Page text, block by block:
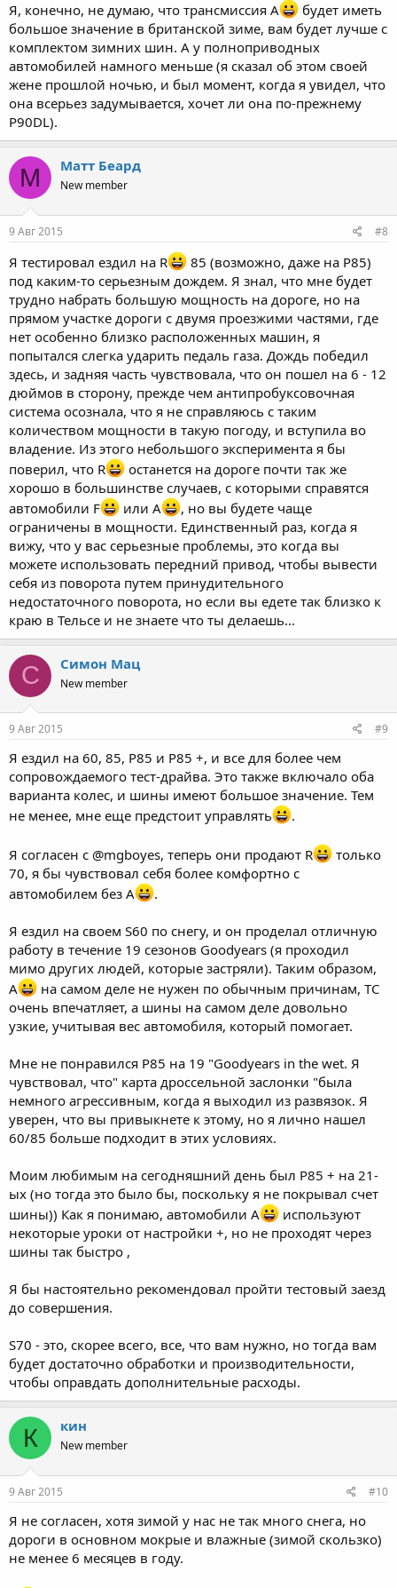
Я, конечно, не думаю, что трансмиссия A
будет иметь
большое значение в британской зиме, вам будет лучше с
комплектом зимних шин. А у полноприводных
автомобилей намного меньше (я сказал об этом своей
жене прошлой ночью, и был момент, когда я увидел, что
она всерьез задумывается, хочет ли она по-прежнему
P90DL).
М Матт Беард
New member
9 Авг 2015 #8
Я тестировал ездил на R
85 (возможно, даже на P85)
под каким-то серьезным дождем. Я знал, что мне будет
трудно набрать большую мощность на дороге, но на
прямом участке дороги с двумя проезжими частями, где
нет особенно близко расположенных машин, я
попытался слегка ударить педаль газа. Дождь победил
здесь, и задняя часть чувствовала, что он пошел на 6 - 12
дюймов в сторону, прежде чем антипробуксовочная
система осознала, что я не справляюсь с таким
количеством мощности в такую погоду, и вступила во
владение. Из этого небольшого эксперимента я бы
поверил, что R
останется на дороге почти так же
хорошо в большинстве случаев, с которыми справятся
автомобили F
или A
, но вы будете чаще
ограничены в мощности. Единственный раз, когда я
вижу, что у вас серьезные проблемы, это когда вы
можете использовать передний привод, чтобы вывести
себя из поворота путем принудительного
недостаточного поворота, но если вы едете так близко к
краю в Тельсе и не знаете что ты делаешь...
С Симон Мац
New member
9 Авг 2015 #9
Я ездил на 60, 85, P85 и P85 +, и все для более чем
сопровождаемого тест-драйва. Это также включало оба
варианта колес, и шины имеют большое значение. Тем
не менее, мне еще предстоит управлять
.
Я согласен с @mgboyes, теперь они продают R
только
70, я бы чувствовал себя более комфортно с
автомобилем без A
.
Я ездил на своем S60 по снегу, и он проделал отличную
работу в течение 19 сезонов Goodyears (я проходил
мимо других людей, которые застряли). Таким образом,
A
на самом деле не нужен по обычным причинам, TC
очень впечатляет, а шины на самом деле довольно
узкие, учитывая вес автомобиля, который помогает.
Мне не понравился P85 на 19 "Goodyears in the wet. Я
чувствовал, что" карта дроссельной заслонки "была
немного агрессивным, когда я выходил из развязок. Я
уверен, что вы привыкнете к этому, но я лично нашел
60/85 больше подходит в этих условиях.
Моим любимым на сегодняшний день был P85 + на 21-
ых (но тогда это было бы, поскольку я не покрывал счет
шины)) Как я понимаю, автомобили A
используют
некоторые уроки от настройки +, но не проходят через
шины так быстро ,
Я бы настоятельно рекомендовал пройти тестовый заезд
до совершения.
S70 - это, скорее всего, все, что вам нужно, но тогда вам
будет достаточно обработки и производительности,
чтобы оправдать дополнительные расходы.
К кин
New member
9 Авг 2015 #10
Я не согласен, хотя зимой у нас не так много снега, но
дороги в основном мокрые и влажные (зимой скользко)
не менее 6 месяцев в году.